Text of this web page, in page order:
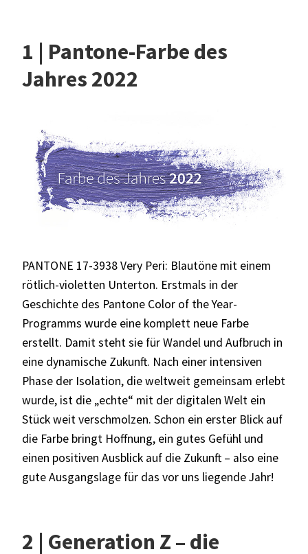
1 | Pantone-Farbe des
Jahres 2022
PANTONE 17-3938 Very Peri: Blautöne mit einem
rötlich-violetten Unterton. Erstmals in der
Geschichte des Pantone Color of the Year-
Programms wurde eine komplett neue Farbe
erstellt. Damit steht sie für Wandel und Aufbruch in
eine dynamische Zukunft. Nach einer intensiven
Phase der Isolation, die weltweit gemeinsam erlebt
wurde, ist die „echte“ mit der digitalen Welt ein
Stück weit verschmolzen. Schon ein erster Blick auf
die Farbe bringt Hoffnung, ein gutes Gefühl und
einen positiven Ausblick auf die Zukunft – also eine
gute Ausgangslage für das vor uns liegende Jahr!
2 | Generation Z – die